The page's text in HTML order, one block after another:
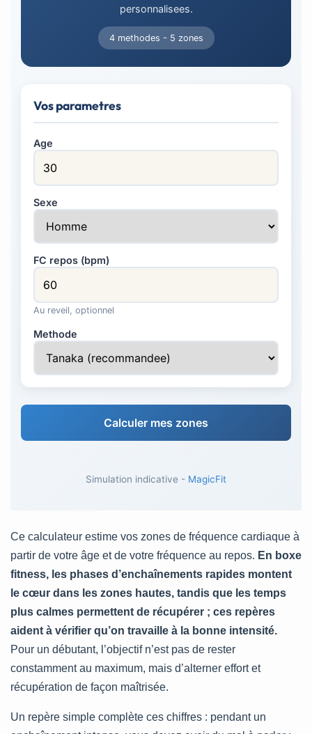
personnalisees.
4 methodes - 5 zones
Vos parametres
Age
Sexe
FC repos (bpm)
Au reveil, optionnel
Methode
Calculer mes zones
Simulation indicative - MagicFit
Ce calculateur estime vos zones de fréquence cardiaque à
partir de votre âge et de votre fréquence au repos. En boxe
fitness, les phases d’enchaînements rapides montent
le cœur dans les zones hautes, tandis que les temps
plus calmes permettent de récupérer ; ces repères
aident à vérifier qu’on travaille à la bonne intensité.
Pour un débutant, l’objectif n’est pas de rester
constamment au maximum, mais d’alterner effort et
récupération de façon maîtrisée.
Un repère simple complète ces chiffres : pendant un